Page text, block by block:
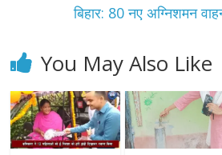
बिहार: 80 नए अग्निशमन
You May Also Like